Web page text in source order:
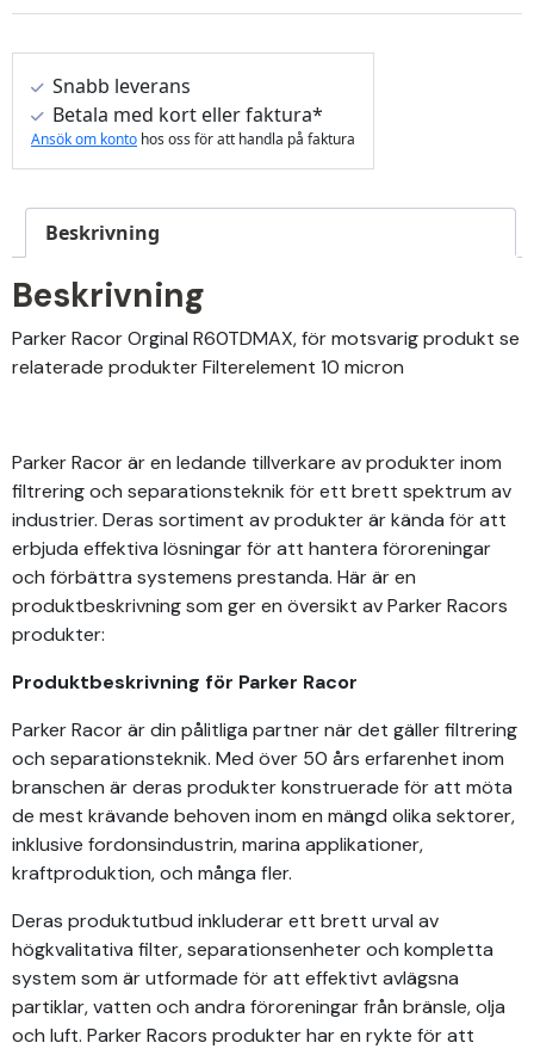
Snabb leverans
Betala med kort eller faktura*
Ansök om konto hos oss för att handla på faktura
Beskrivning
Beskrivning
Parker Racor Orginal R60TDMAX, för motsvarig produkt se
relaterade produkter Filterelement 10 micron
Parker Racor är en ledande tillverkare av produkter inom
filtrering och separationsteknik för ett brett spektrum av
industrier. Deras sortiment av produkter är kända för att
erbjuda effektiva lösningar för att hantera föroreningar
och förbättra systemens prestanda. Här är en
produktbeskrivning som ger en översikt av Parker Racors
produkter:
Produktbeskrivning för Parker Racor
Parker Racor är din pålitliga partner när det gäller filtrering
och separationsteknik. Med över 50 års erfarenhet inom
branschen är deras produkter konstruerade för att möta
de mest krävande behoven inom en mängd olika sektorer,
inklusive fordonsindustrin, marina applikationer,
kraftproduktion, och många fler.
Deras produktutbud inkluderar ett brett urval av
högkvalitativa filter, separationsenheter och kompletta
system som är utformade för att effektivt avlägsna
partiklar, vatten och andra föroreningar från bränsle, olja
och luft. Parker Racors produkter har en rykte för att